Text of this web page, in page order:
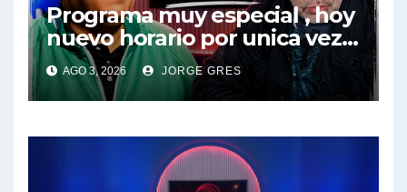
Programa muy especial , hoy
nuevo horario por unica vez .
Pablo Moyano en vivo sobran
las palabras, te esperamos
en el Bucle 10:30 3/8/2026
AGO 3, 2026 JORGE GRES